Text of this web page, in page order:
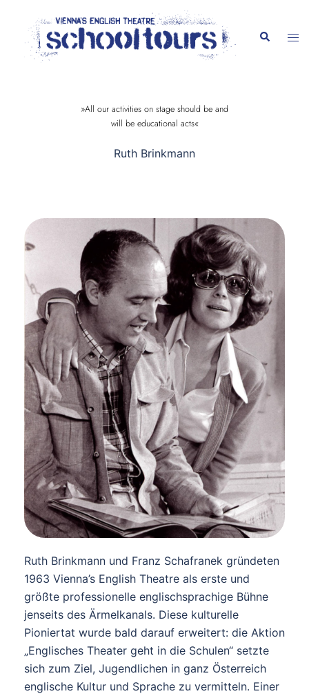
»All our activities on stage should be and
will be educational acts«
Ruth Brinkmann
Ruth Brinkmann und Franz Schafranek gründeten
1963 Vienna’s English Theatre als erste und
größte professionelle englischsprachige Bühne
jenseits des Ärmelkanals. Diese kulturelle
Pioniertat wurde bald darauf erweitert: die Aktion
„Englisches Theater geht in die Schulen“ setzte
sich zum Ziel, Jugendlichen in ganz Österreich
englische Kultur und Sprache zu vermitteln. Einer